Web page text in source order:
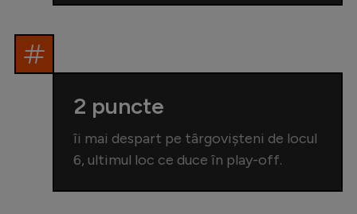
2 puncte
îi mai despart pe târgovișteni de locul
6, ultimul loc ce duce în play-off.